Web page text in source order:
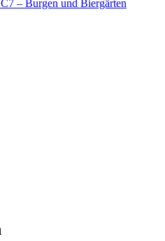
– Burgen und Biergärten